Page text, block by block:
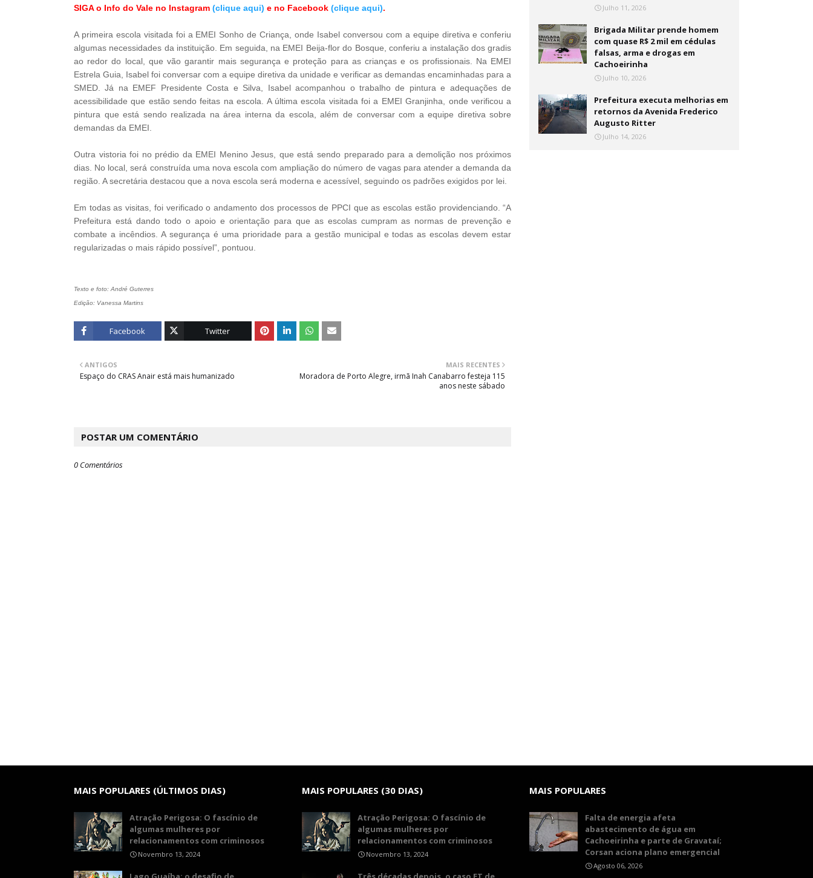
SIGA o Info do Vale no Instagram (clique aqui) e no Facebook (clique aqui).
A primeira escola visitada foi a EMEI Sonho de Criança, onde Isabel conversou com a equipe diretiva e conferiu
algumas necessidades da instituição. Em seguida, na EMEI Beija-flor do Bosque, conferiu a instalação dos gradis
ao redor do local, que vão garantir mais segurança e proteção para as crianças e os profissionais. Na EMEI
Estrela Guia, Isabel foi conversar com a equipe diretiva da unidade e verificar as demandas encaminhadas para a
SMED. Já na EMEF Presidente Costa e Silva, Isabel acompanhou o trabalho de pintura e adequações de
acessibilidade que estão sendo feitas na escola. A última escola visitada foi a EMEI Granjinha, onde verificou a
pintura que está sendo realizada na área interna da escola, além de conversar com a equipe diretiva sobre
demandas da EMEI.
Outra vistoria foi no prédio da EMEI Menino Jesus, que está sendo preparado para a demolição nos próximos
dias. No local, será construída uma nova escola com ampliação do número de vagas para atender a demanda da
região. A secretária destacou que a nova escola será moderna e acessível, seguindo os padrões exigidos por lei.
Em todas as visitas, foi verificado o andamento dos processos de PPCI que as escolas estão providenciando. “A
Prefeitura está dando todo o apoio e orientação para que as escolas cumpram as normas de prevenção e
combate a incêndios. A segurança é uma prioridade para a gestão municipal e todas as escolas devem estar
regularizadas o mais rápido possível”, pontuou.
Texto e foto: André Guterres
Edição: Vanessa Martins
Facebook Twitter
MAIS RECENTES
Moradora de Porto Alegre, irmã Inah Canabarro festeja 115
anos neste sábado
ANTIGOS
Espaço do CRAS Anair está mais humanizado
POSTAR UM COMENTÁRIO
0 Comentários
Julho 11, 2026
Brigada Militar prende homem
com quase R$ 2 mil em cédulas
falsas, arma e drogas em
Cachoeirinha
Julho 10, 2026
Prefeitura executa melhorias em
retornos da Avenida Frederico
Augusto Ritter
Julho 14, 2026
MAIS POPULARES (ÚLTIMOS DIAS)
Atração Perigosa: O fascínio de
algumas mulheres por
relacionamentos com criminosos
Novembro 13, 2024
MAIS POPULARES (30 DIAS)
Atração Perigosa: O fascínio de
algumas mulheres por
relacionamentos com criminosos
Novembro 13, 2024
MAIS POPULARES
Falta de energia afeta
abastecimento de água em
Cachoeirinha e parte de Gravataí;
Corsan aciona plano emergencial
Agosto 06, 2026